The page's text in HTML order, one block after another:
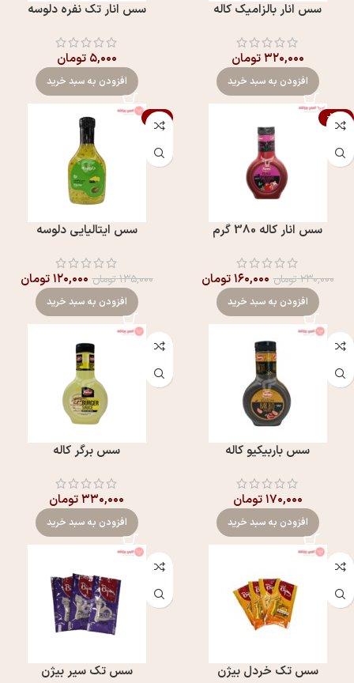
سس انار بالزامیک کاله
۳۲۰,۰۰۰تومان
افزودن به سبد خرید
سس انار تک نفره دلوسه
۵,۰۰۰ تومان
افزودن به سبد خرید
-30%
سس انار کاله 380 گرم
۲۳۰,۰۰۰تومان ۱۶۰,۰۰۰تومان
افزودن به سبد خرید
-11%
سس ایتالیایی دلوسه
۱۳۵,۰۰۰تومان ۱۲۰,۰۰۰تومان
افزودن به سبد خرید
سس باربیکیو کاله
۱۷۰,۰۰۰تومان
افزودن به سبد خرید
سس برگر کاله
۳۳۰,۰۰۰تومان
افزودن به سبد خرید
سس تک خردل بيژن سس تک سیر بيژن